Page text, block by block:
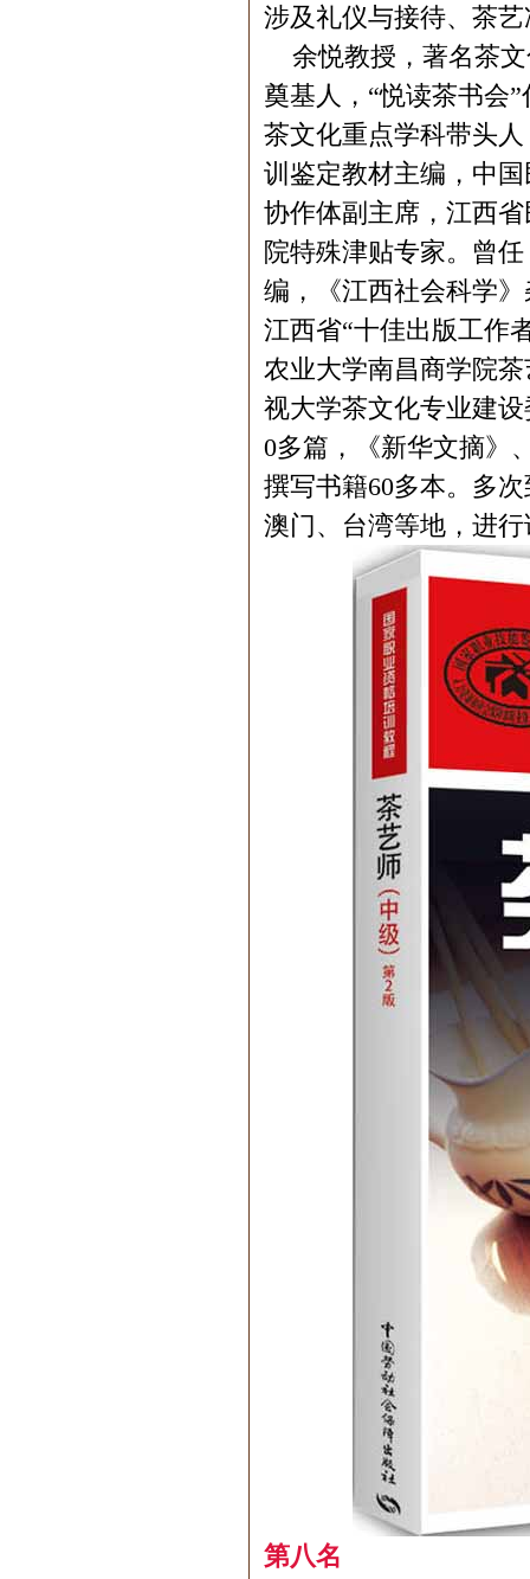
涉及礼仪与接待、茶
余悦教授，著名茶文
奠基人，“悦读茶书会
茶文化重点学科带头
训鉴定教材主编，中
协作体副主席，江西
院特殊津贴专家。曾
编，《江西社会科学
江西省“十佳出版工作
农业大学南昌商学院
视大学茶文化专业建
0多篇，《新华文摘》
撰写书籍60多本。多
澳门、台湾等地，进
第八名